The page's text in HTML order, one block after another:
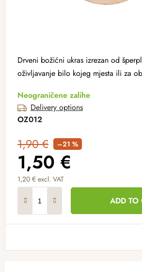
Drveni božićni ukras izrezan od
oživljavanje bilo kojeg mjesta ili za
Neograničene zalihe
Delivery options
OZ012
1,90 € –21 %
1,50 €
1,20 € excl. VAT
ADD TO